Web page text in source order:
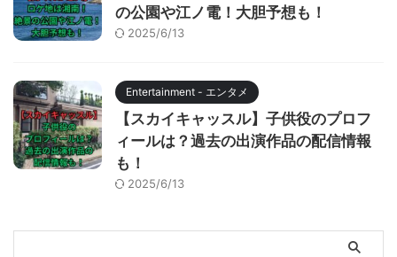
の公園や江ノ電！大胆予想も！
2025/6/13
Entertainment - エンタメ
【スカイキャッスル】子供役のプロフ
ィールは？過去の出演作品の配信情報
も！
2025/6/13